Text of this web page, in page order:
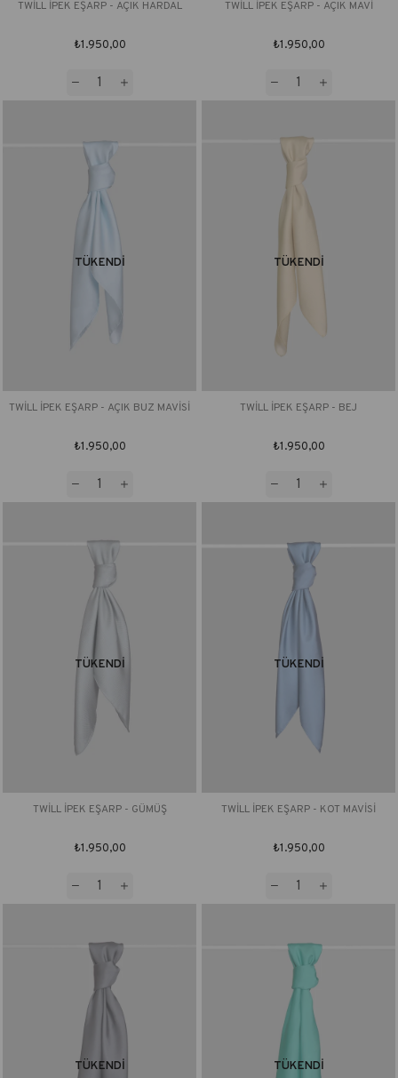
TWİLL İPEK EŞARP - AÇIK HARDAL
₺1.950,00
TWİLL İPEK EŞARP - AÇIK MAVİ
₺1.950,00
TÜKENDI
TWİLL İPEK EŞARP - AÇIK BUZ MAVİSİ
₺1.950,00
TÜKENDI
TWİLL İPEK EŞARP - BEJ
₺1.950,00
TÜKENDI
TWİLL İPEK EŞARP - GÜMÜŞ
₺1.950,00
TÜKENDI
TWİLL İPEK EŞARP - KOT MAVİSİ
₺1.950,00
TÜKENDI TÜKENDI